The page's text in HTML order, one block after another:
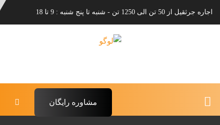
اجاره جرثقیل از 50 تن الی 1250 تن - شنبه تا پنج شنبه : 9 تا 18
مشاوره رایگان